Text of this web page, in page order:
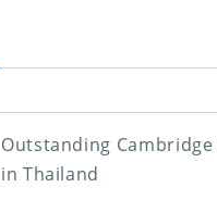
Outstanding Cambridge
in Thailand